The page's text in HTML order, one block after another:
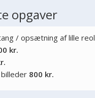
opgaver
/ opsætning af lille reol
kr.
800 kr.